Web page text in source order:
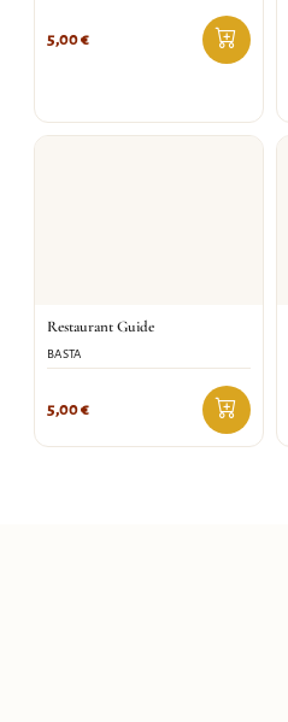
5,00€
Restaurant Guide
BASTA
5,00€